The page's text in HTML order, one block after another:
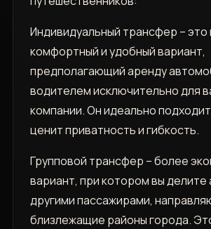
Индивидуальный трансфер –
комфортный и удобный вариант‚
предполагающий аренду
водителем исключительно для
компании. Он идеально подходит
ценит приватность и гибкость.
Групповой трансфер – более
вариант‚ при котором вы
другими пассажирами‚
близлежащие районы города.